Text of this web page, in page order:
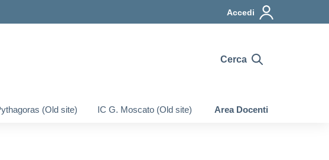
Accedi
Cerca
(Old site) IC G. Moscato (Old site) Area Docenti